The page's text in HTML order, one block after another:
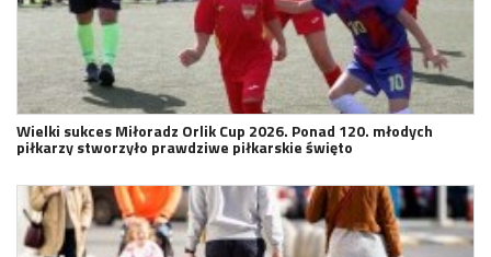
Wielki sukces Miłoradz Orlik Cup 2026. Ponad 120. młodych
piłkarzy stworzyło prawdziwe piłkarskie święto